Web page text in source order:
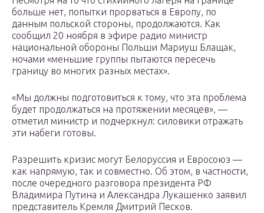
больше нет, попытки прорваться в Европу, по
данным польской стороны, продолжаются. Как
сообщил 20 ноября в эфире радио министр
национальной обороны Польши Мариуш Блащак,
ночами «меньшие группы пытаются пересечь
границу во многих разных местах».
«Мы должны подготовиться к тому, что эта проблема
будет продолжаться на протяжении месяцев», —
отметил министр и подчеркнул: силовики отражать
эти набеги готовы.
Разрешить кризис могут Белоруссия и Евросоюз —
как напрямую, так и совместно. Об этом, в частности,
после очередного разговора президента РФ
Владимира Путина и Александра Лукашенко заявил
представитель Кремля Дмитрий Песков.